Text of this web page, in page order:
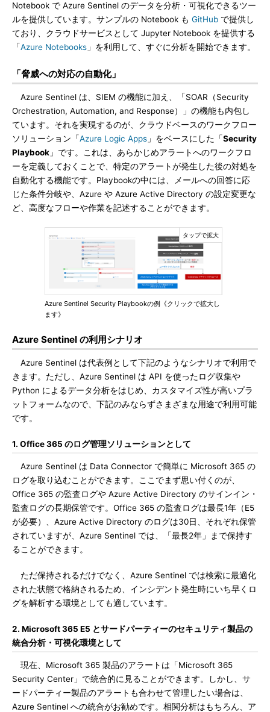
Notebook で Azure Sentinel のデータを分析・可視化できるツー
ルを提供しています。サンプルの Notebook も GitHub で提供し
ており、クラウドサービスとして Jupyter Notebook を提供する
「Azure Notebooks 」を利用して、すぐに分析を開始できます。
「脅威への対応の自動化」
Azure Sentinel は、SIEM の機能に加え、「SOAR（Security
Orchestration, Automation, and Response）」の機能も内包し
ています。それを実現するのが、クラウドベースのワークフロー
ソリューション「Azure Logic Apps 」をベースにした「Security
Playbook 」です。これは、あらかじめアラートへのワークフロ
ーを定義しておくことで、特定のアラートが発生した後の対処を
自動化する機能です。Playbookの中には、メールへの回答に応
じた条件分岐や、Azure や Azure Active Directory の設定変更な
ど、高度なフローや作業を記述することができます。
Azure Sentinel Security Playbookの例《クリックで拡大し
ます》
Azure Sentinel の利用シナリオ
Azure Sentinel は代表例として下記のようなシナリオで利用で
きます。ただし、Azure Sentinel は API を使ったログ収集や
Python によるデータ分析をはじめ、カスタマイズ性が高いプラ
ットフォームなので、下記のみならずさまざまな用途で利用可能
です。
1. Office 365 のログ管理ソリューションとして
Azure Sentinel は Data Connector で簡単に Microsoft 365 の
ログを取り込むことができます。ここでまず思い付くのが、
Office 365 の監査ログや Azure Active Directory のサインイン・
監査ログの長期保管です。Office 365 の監査ログは最長1年（E5
が必要）、Azure Active Directory のログは30日、それぞれ保管
されていますが、Azure Sentinel では、「最長2年」まで保持す
ることができます。
ただ保持されるだけでなく、Azure Sentinel では検索に最適化
された状態で格納されるため、インシデント発生時にいち早くロ
グを解析する環境としても適しています。
2. Microsoft 365 E5 とサードパーティーのセキュリティ製品の
統合分析・可視化環境として
現在、Microsoft 365 製品のアラートは「Microsoft 365
Security Center」で統合的に見ることができます。しかし、サ
ードパーティー製品のアラートも合わせて管理したい場合は、
Azure Sentinel への統合がお勧めです。相関分析はもちろん、ア